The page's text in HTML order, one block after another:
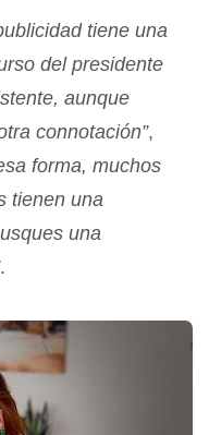
tiene una
del presidente
aunque
connotación”,
forma, muchos
tienen una
una
.